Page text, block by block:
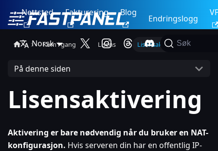
Nettsted Fakturering Blog
Endringslogg
Norsk Søk
Kom i gang Lisens Lisensaktivering
På denne siden
Lisensaktivering
Aktivering er bare nødvendig når du bruker en NAT-
konfigurasjon. Hvis serveren din har en offentlig IP-